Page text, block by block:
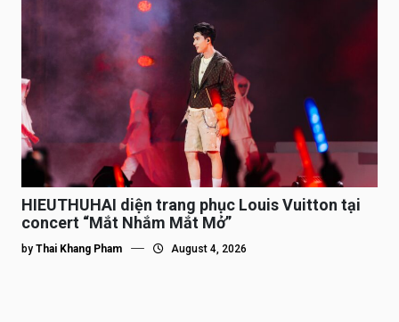
HIEUTHUHAI diện trang phục Louis Vuitton tại
concert “Mắt Nhắm Mắt Mở”
by Thai Khang Pham August 4, 2026